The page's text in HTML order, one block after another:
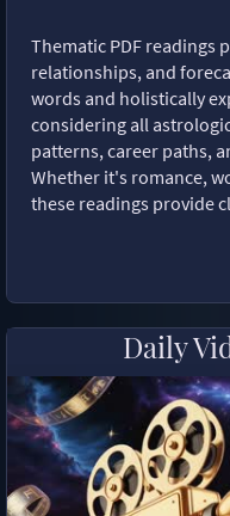
Thematic PDF readings
relationships, and
words and holistically
considering all
patterns, career paths,
Whether it's romance,
these readings provide
Daily